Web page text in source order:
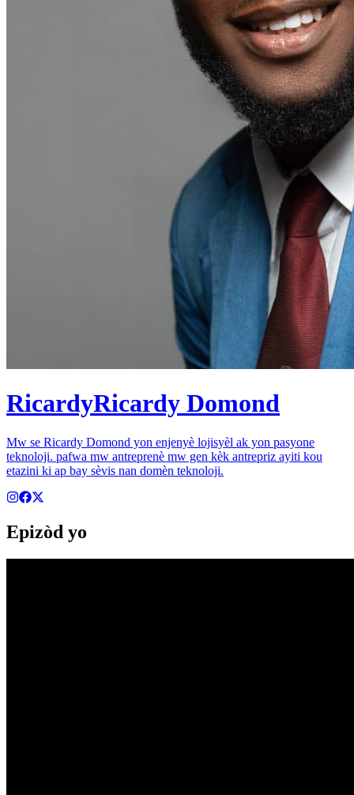
RicardyRicardy Domond
Mw se Ricardy Domond yon enjenyè lojisyèl ak yon pasyone
teknoloji. pafwa mw antreprenè mw gen kèk antrepriz ayiti kou
etazini ki ap bay sèvis nan domèn teknoloji.
Epizòd yo